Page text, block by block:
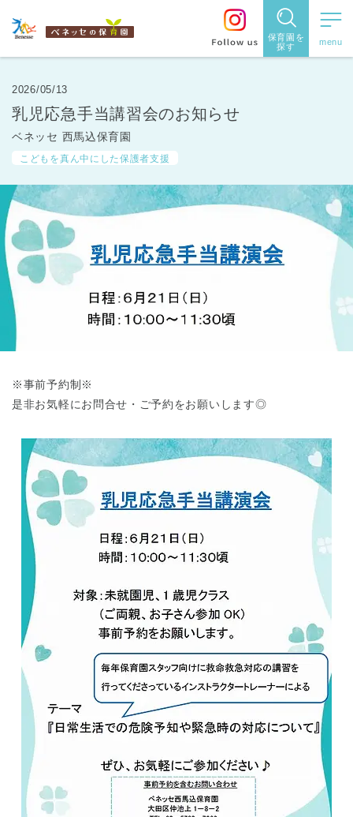
保育園を
探す
保育園を探す
住所・駅
名 から探
す
都道府県
2026/05/13
乳児応急手当講習会のお知らせ
ベネッセ 西馬込保育園
こどもを真ん中にした保護者支援
※事前予約制※
是非お気軽にお問合せ・ご予約をお願いします◎